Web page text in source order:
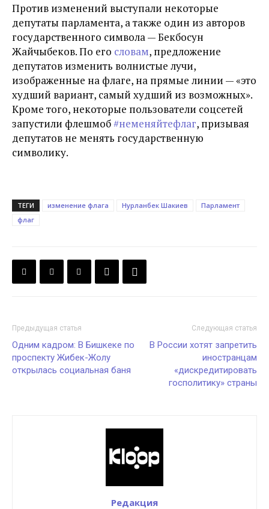
Против изменений выступали некоторые
депутаты парламента, а также один из авторов
государственного символа — Бекбосун
Жайчыбеков. По его словам, предложение
депутатов изменить волнистые лучи,
изображенные на флаге, на прямые линии — «это
худший вариант, самый худший из возможных».
Кроме того, некоторые пользователи соцсетей
запустили флешмоб#неменяйтефлаг, призывая
депутатов не менять государственную
символику.
ТЕГИ изменение флага Нурланбек Шакиев
Парламент
флаг
Предыдущая статья
Одним кадром: В Бишкеке по
проспекту Жибек-Жолу
открылась социальная баня
Следующая статья
В России хотят запретить
иностранцам
«дискредитировать
госполитику» страны
Редакция